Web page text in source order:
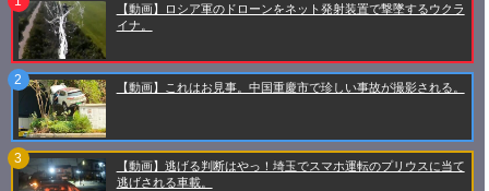
【動画】ロシア軍のドローンをネット発射装置で撃墜するウクラ
イナ。
【動画】これはお見事。中国重慶市で珍しい事故が撮影される。
【動画】逃げる判断はやっ！埼玉でスマホ運転のプリウスに当て
逃げされる車載。